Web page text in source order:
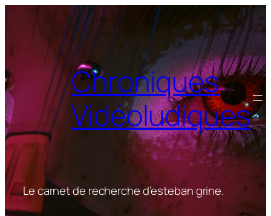
Chroniques
Vidéoludiques
Le carnet de recherche d’esteban grine.